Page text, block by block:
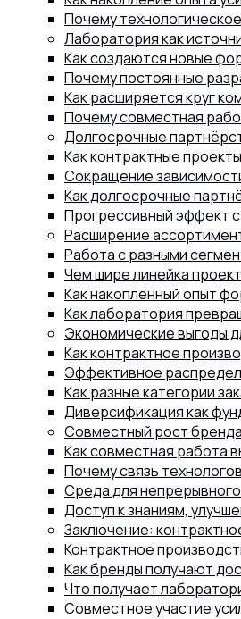
Почему
Лаборатория как
Как создаются новые
Почему постоянные
Как расширяется круг
Почему совместная
Долгосрочные
Как контрактные
Сокращение
Как долгосрочные
Прогрессивный эффект
Расширение
Работа с разными
Чем шире линейка
Как накопленный опыт
Как лаборатория
Экономические выгоды
Как контрактное
Эффективное
Как разные категории
Диверсификация как
Совместный рост
Как совместная работа
Почему связь
Среда для
Доступ к знаниям,
Заключение:
Контрактное
Как бренды получают
Что получает
Совместное участие